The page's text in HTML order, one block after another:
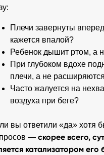
Плечи завернуты
кажется впалой?
Ребенок дышит ртом, а
При глубоком вдохе
плечи, а не
Часто жалуется на
воздуха при беге?
вы ответили «да» хотя
— скорее всего,
катализатором его